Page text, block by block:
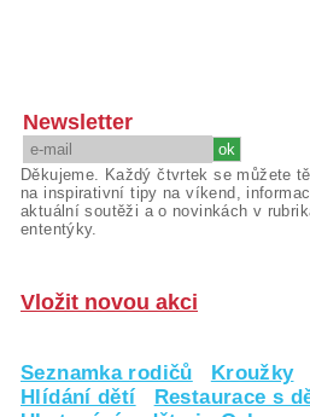
Newsletter
Děkujeme. Každý čtvrtek se můžete
na inspirativní tipy na víkend,
aktuální soutěži a o novinkách v
ententýky.
Vložit novou akci
Seznamka rodičů Kroužky
Hlídání dětí
Restaurace s